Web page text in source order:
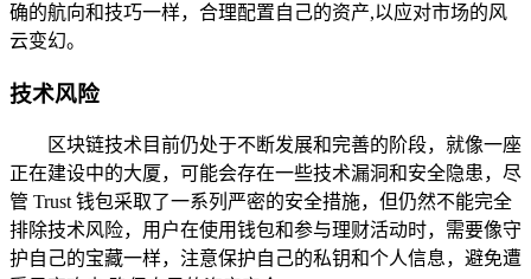
确的航向和技巧一样，合理配置自己的资产,以应对市场的风
云变幻。
技术风险
区块链技术目前仍处于不断发展和完善的阶段，就像一座
正在建设中的大厦，可能会存在一些技术漏洞和安全隐患，尽
管 Trust 钱包采取了一系列严密的安全措施，但仍然不能完全
排除技术风险，用户在使用钱包和参与理财活动时，需要像守
护自己的宝藏一样，注意保护自己的私钥和个人信息，避免遭